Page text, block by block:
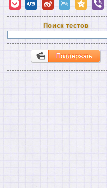
Поиск тестов